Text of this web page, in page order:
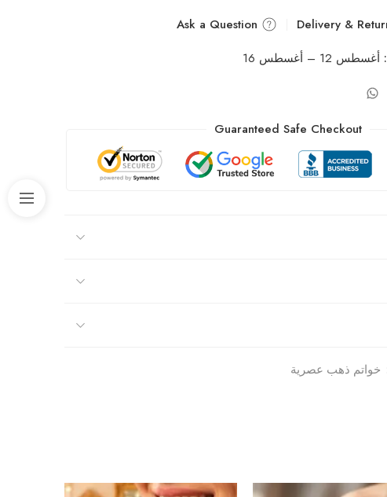
أغسطس 12 – أغسطس 16
Guaranteed Safe Checkout
خواتم ذهب عصرية